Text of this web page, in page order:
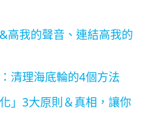
高我的聲音、連結高我的
清理海底輪的4個方法
」3大原則＆真相，讓你